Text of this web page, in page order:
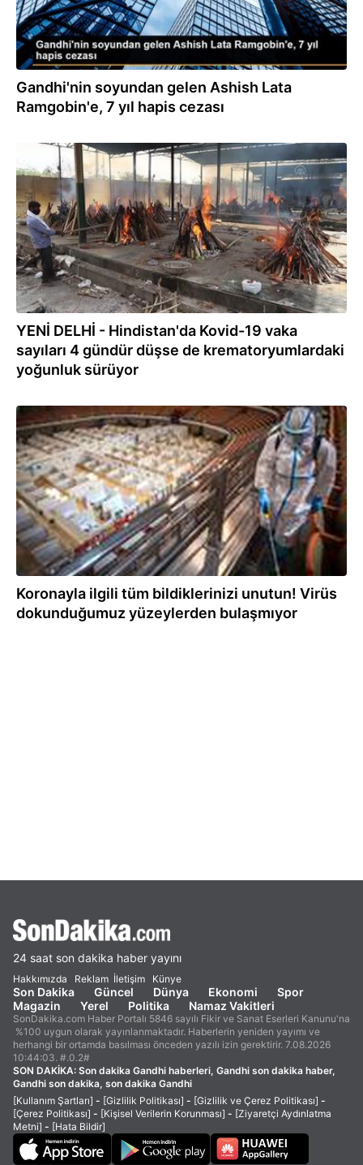
Gandhi'nin soyundan gelen Ashish Lata
Ramgobin'e, 7 yıl hapis cezası
04.05.2021
YENİ DELHİ - Hindistan'da Kovid-19 vaka
sayıları 4 gündür düşse de krematoryumlardaki
yoğunluk sürüyor
06.10.2020
Koronayla ilgili tüm bildiklerinizi unutun! Virüs
dokunduğumuz yüzeylerden bulaşmıyor
24 saat son dakika haber yayını
Hakkımızda Reklam İletişim Künye
Son Dakika Güncel Dünya Ekonomi
Spor
Magazin
Yerel Politika Namaz Vakitleri
SonDakika.com Haber Portalı 5846 sayılı Fikir ve Sanat Eserleri Kanunu'na
%100 uygun olarak yayınlanmaktadır. Haberlerin yeniden yayımı ve
herhangi bir ortamda basılması önceden yazılı izin gerektirir. 7.08.2026
10:44:03. #.0.2#
SON DAKİKA: Son dakika Gandhi haberleri, Gandhi son dakika haber,
Gandhi son dakika, son dakika Gandhi
[Kullanım Şartları] - [Gizlilik Politikası] - [Gizlilik ve Çerez Politikası] -
[Çerez Politikası] - [Kişisel Verilerin Korunması] - [Ziyaretçi Aydınlatma
Metni] - [Hata Bildir]